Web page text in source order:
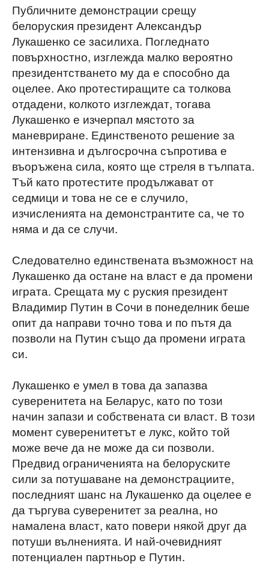
Публичните демонстрации срещу
белоруския президент Александър
Лукашенко се засилиха. Погледнато
повърхностно, изглежда малко вероятно
президентстването му да е способно да
оцелее. Ако протестиращите са толкова
отдадени, колкото изглеждат, тогава
Лукашенко е изчерпал мястото за
маневриране. Единственото решение за
интензивна и дългосрочна съпротива е
въоръжена сила, която ще стреля в тълпата.
Тъй като протестите продължават от
седмици и това не се е случило,
изчисленията на демонстрантите са, че то
няма и да се случи.
Следователно единствената възможност на
Лукашенко да остане на власт е да промени
играта. Срещата му с руския президент
Владимир Путин в Сочи в понеделник беше
опит да направи точно това и по пътя да
позволи на Путин също да промени играта
си.
Лукашенко е умел в това да запазва
суверенитета на Беларус, като по този
начин запази и собствената си власт. В този
момент суверенитетът е лукс, който той
може вече да не може да си позволи.
Предвид ограниченията на белоруските
сили за потушаване на демонстрациите,
последният шанс на Лукашенко да оцелее е
да търгува суверенитет за реална, но
намалена власт, като повери някой друг да
потуши вълненията. И най-очевидният
потенциален партньор е Путин.